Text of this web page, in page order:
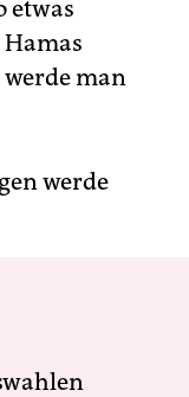
etwas
Hamas
werde man
werde